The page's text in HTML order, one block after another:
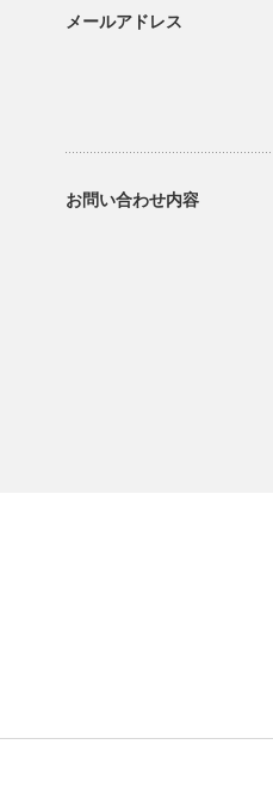
メールアドレス
お問い合わせ内容